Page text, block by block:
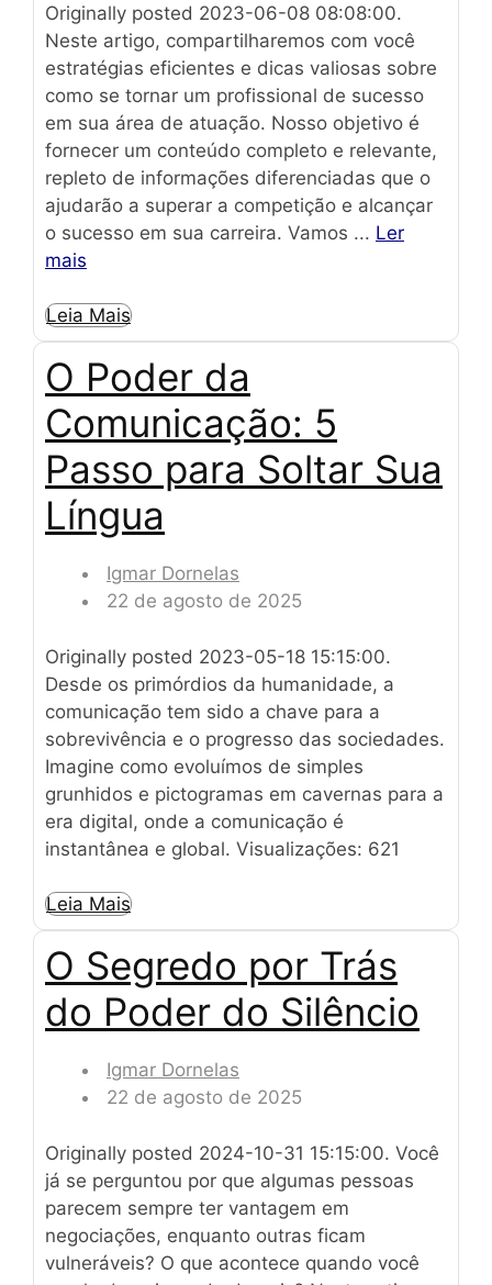
Originally posted 2023-06-08 08:08:00.
Neste artigo, compartilharemos com você
estratégias eficientes e dicas valiosas sobre
como se tornar um profissional de sucesso
em sua área de atuação. Nosso objetivo é
fornecer um conteúdo completo e relevante,
repleto de informações diferenciadas que o
ajudarão a superar a competição e alcançar
o sucesso em sua carreira. Vamos ... Ler
mais
Leia Mais
O Poder da
Comunicação: 5
Passo para Soltar Sua
Língua
Igmar Dornelas
22 de agosto de 2025
Originally posted 2023-05-18 15:15:00.
Desde os primórdios da humanidade, a
comunicação tem sido a chave para a
sobrevivência e o progresso das sociedades.
Imagine como evoluímos de simples
grunhidos e pictogramas em cavernas para a
era digital, onde a comunicação é
instantânea e global. Visualizações: 621
Leia Mais
O Segredo por Trás
do Poder do Silêncio
Igmar Dornelas
22 de agosto de 2025
Originally posted 2024-10-31 15:15:00. Você
já se perguntou por que algumas pessoas
parecem sempre ter vantagem em
negociações, enquanto outras ficam
vulneráveis? O que acontece quando você